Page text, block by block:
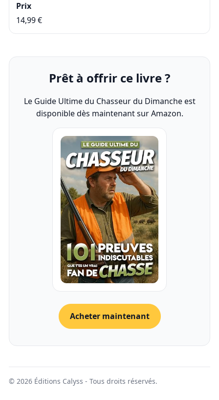
Prix
14,99 €
Prêt à offrir ce livre ?
Le Guide Ultime du Chasseur du Dimanche est
disponible dès maintenant sur Amazon.
Acheter maintenant
© 2026 Éditions Calyss - Tous droits réservés.